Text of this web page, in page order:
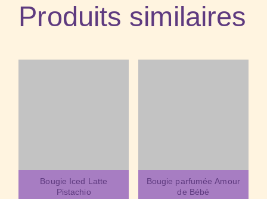
Produits similaires
Bougie Iced Latte
Pistachio
Bougie parfumée Amour
de Bébé